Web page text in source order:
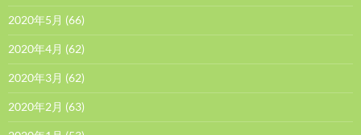
2020年5月 (66)
2020年4月 (62)
2020年3月 (62)
2020年2月 (63)